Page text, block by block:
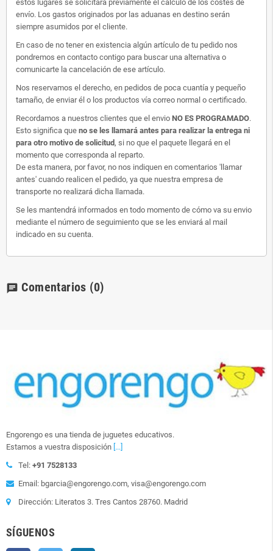
estos lugares se solicitará previamente el cálculo de los costes de
envío. Los gastos originados por las aduanas en destino serán
siempre asumidos por el cliente.
En caso de no tener en existencia algún artículo de tu pedido nos
pondremos en contacto contigo para buscar una alternativa o
comunicarte la cancelación de ese artículo.
Nos reservamos el derecho, en pedidos de poca cuantía y pequeño
tamaño, de enviar él o los productos vía correo normal o certificado.
Recordamos a nuestros clientes que el envio NO ES PROGRAMADO.
Esto significa que no se les llamará antes para realizar la entrega ni
para otro motivo de solicitud, si no que el paquete llegará en el
momento que corresponda al reparto.
De esta manera, por favor, no nos indiquen en comentarios 'llamar
antes' cuando realicen el pedido, ya que nuestra empresa de
transporte no realizará dicha llamada.
Se les mantendrá informados en todo momento de cómo va su envio
mediante el número de seguimiento que se les enviará al mail
indicado en su cuenta.
chat Comentarios (0)
Engorengo es una tienda de juguetes educativos.
Estamos a vuestra disposición [...]
Tel: +91 7528133
Email: bgarcia@engorengo.com, visa@engorengo.com
Dirección: Literatos 3. Tres Cantos 28760. Madrid
SÍGUENOS